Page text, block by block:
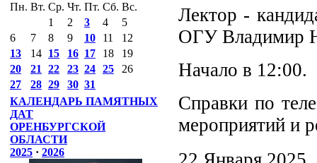
Пн. Вт. Ср. Чт. Пт. Сб. Вс.
1
2 3 4
5
6
7 8 9 10 11
12
13
14 15 16 17 18
19
20
21 22 23 24 25
26
27
28 29 30 31
КАЛЕНДАРЬ ПАМЯТНЫХ
ДАТ
ОРЕНБУРГСКОЙ
ОБЛАСТИ
2025 · 2026
Лектор -
ОГУ Владимир
Начало в 12:00.
Справки по
мероприятий и